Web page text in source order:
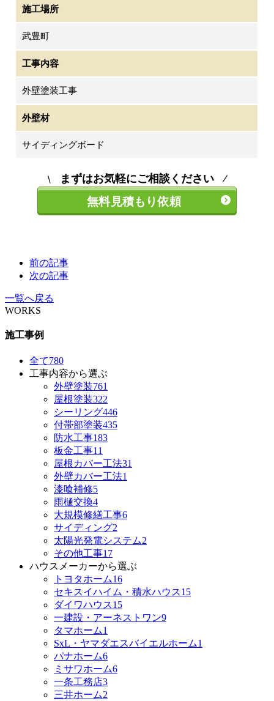
施工場所
武豊町
工事内容
外壁塗装工事
外壁材
サイディングボード
まずはお気軽にご相談ください
無料見積もり依頼
前の記事
次の記事
一覧へ戻る
WORKS
施工事例
全て780
工事内容から選ぶ
外壁塗装761
屋根塗装322
シーリング446
付帯部塗装435
防水工事183
板金工事11
屋根カバー工法31
外壁カバー工法1
漆喰補修5
雨樋交換4
大規模修繕工事6
サイディング2
太陽光発電システム2
その他工事17
ハウスメーカーから選ぶ
トヨタホーム16
セキスイハイム・積水ハウス15
ダイワハウス15
一建設・アーネストワン9
タマホーム1
SxL・ヤマダエスバイエルホーム1
パナホーム6
ミサワホーム6
一条工務店3
三井ホーム2